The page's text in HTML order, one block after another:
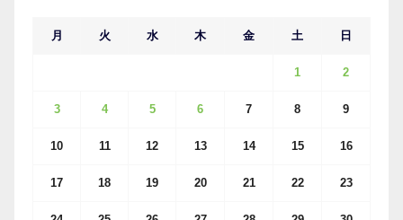
月 火 水 木 金 土 日
1 2
3 4 5 6 7 8 9
10 11 12 13 14 15 16
17 18 19 20 21 22 23